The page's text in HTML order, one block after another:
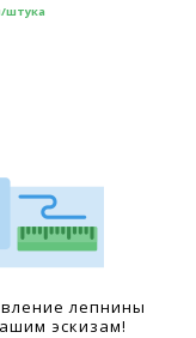
штука
лепнины
эскизам!